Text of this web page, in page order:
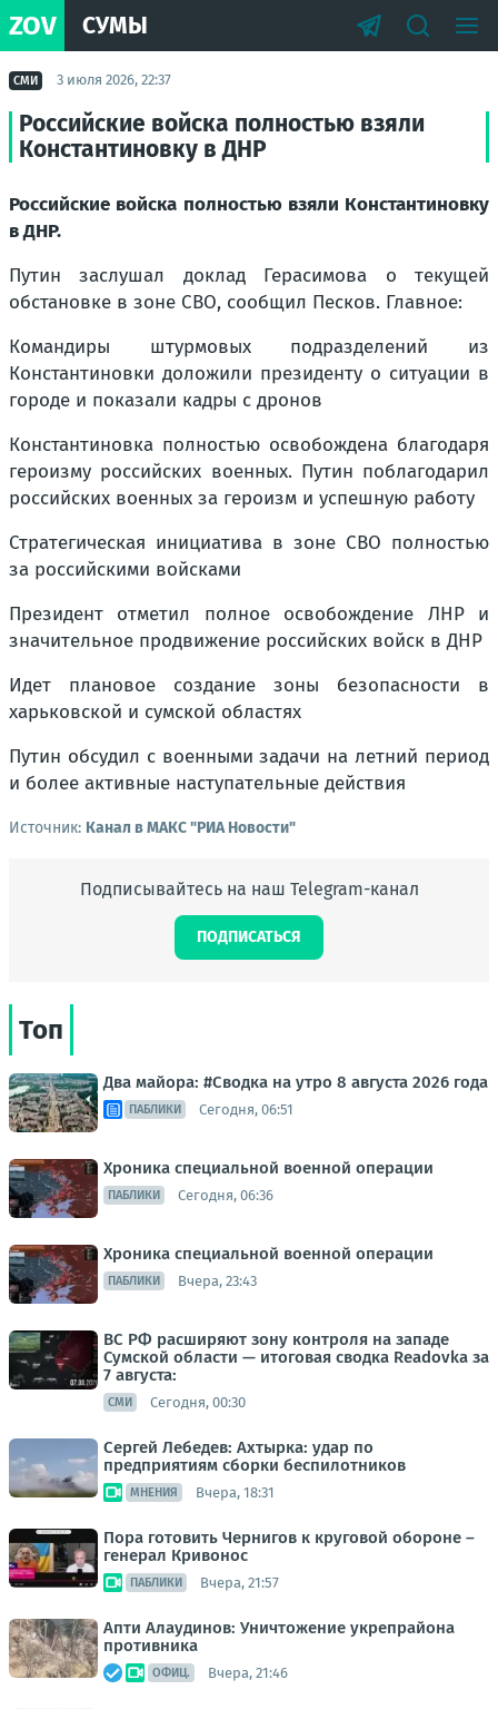
ZOV СУМЫ
СМИ 3 июля 2026, 22:37
Российские войска полностью взяли
Константиновку в ДНР
Российские войска полностью взяли Константиновку
в ДНР.
Путин заслушал доклад Герасимова о текущей
обстановке в зоне СВО, сообщил Песков. Главное:
Командиры штурмовых подразделений из
Константиновки доложили президенту о ситуации в
городе и показали кадры с дронов
Константиновка полностью освобождена благодаря
героизму российских военных. Путин поблагодарил
российских военных за героизм и успешную работу
Стратегическая инициатива в зоне СВО полностью
за российскими войсками
Президент отметил полное освобождение ЛНР и
значительное продвижение российских войск в ДНР
Идет плановое создание зоны безопасности в
харьковской и сумской областях
Путин обсудил с военными задачи на летний период
и более активные наступательные действия
Источник: Канал в МАКС "РИА Новости"
Подписывайтесь на наш Telegram-канал
ПОДПИСАТЬСЯ
Топ
Два майора: #Сводка на утро 8 августа 2026 года
ПАБЛИКИ Сегодня, 06:51
Хроника специальной военной операции
ПАБЛИКИ Сегодня, 06:36
Хроника специальной военной операции
ПАБЛИКИ Вчера, 23:43
ВС РФ расширяют зону контроля на западе
Сумской области — итоговая сводка Readovka за
7 августа:
СМИ Сегодня, 00:30
Сергей Лебедев: Ахтырка: удар по
предприятиям сборки беспилотников
МНЕНИЯ Вчера, 18:31
Пора готовить Чернигов к круговой обороне –
генерал Кривонос
ПАБЛИКИ Вчера, 21:57
Апти Алаудинов: Уничтожение укрепрайона
противника
ОФИЦ. Вчера, 21:46